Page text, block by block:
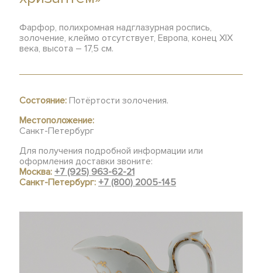
Фарфор, полихромная надглазурная роспись,
золочение, клеймо отсутствует, Европа, конец XIX
века, высота – 17,5 см.
Состояние: Потёртости золочения.
Местоположение:
Санкт-Петербург
Для получения подробной информации или
оформления доставки звоните:
Москва:+7 (925) 963-62-21
Санкт-Петербург:+7 (800) 2005-145